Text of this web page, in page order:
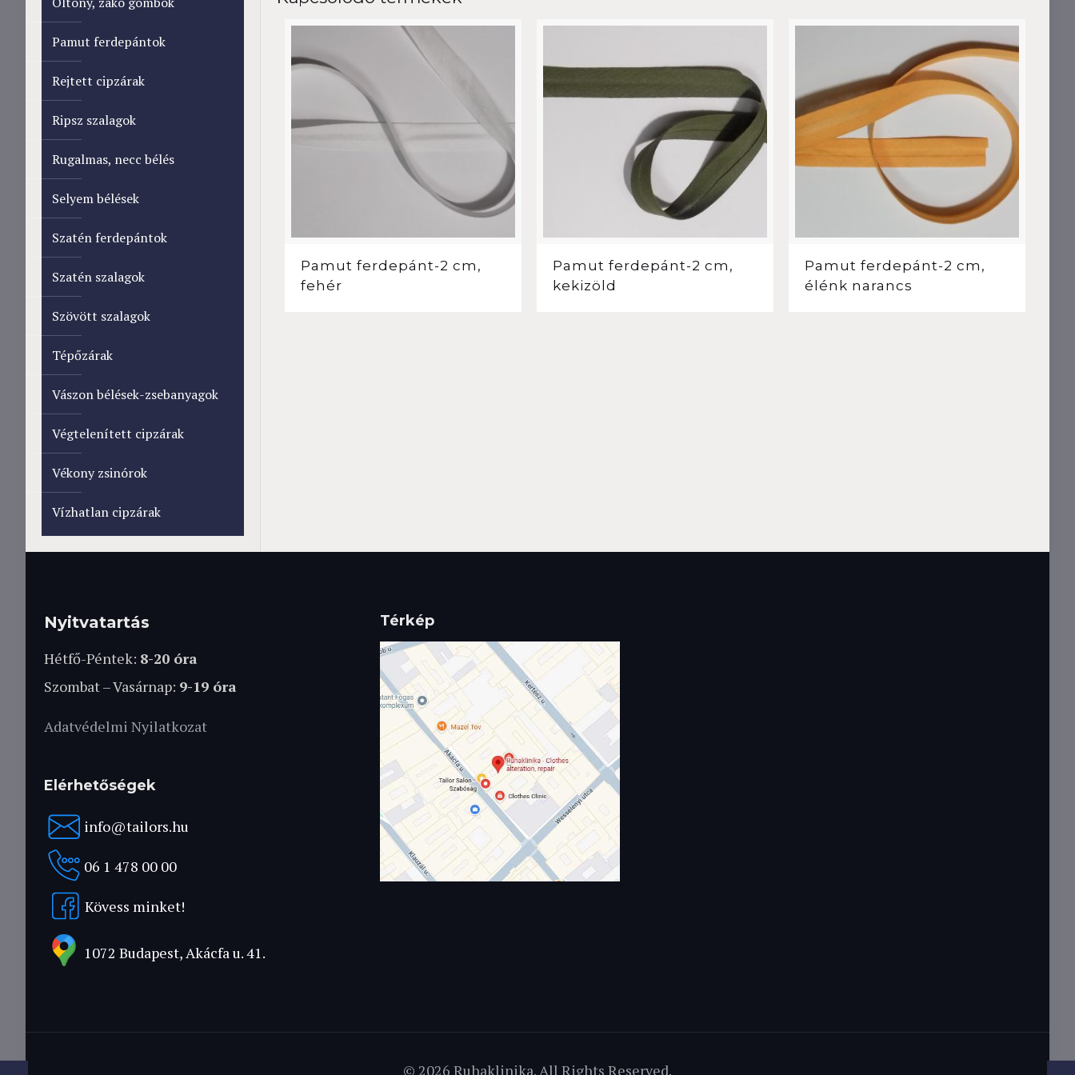
Pamut ferdepánt-2 cm,
fehér
Pamut ferdepánt-2 cm,
kekizöld
Pamut ferdepánt-2 cm,
élénk narancs
Pamut ferdepántok
Rejtett cipzárak
Ripsz szalagok
Rugalmas, necc bélés
Selyem bélések
Szatén ferdepántok
Szatén szalagok
Szövött szalagok
Tépőzárak
Vászon bélések-zsebanyagok
Végtelenített cipzárak
Vékony zsinórok
Vízhatlan cipzárak
Nyitvatartás
Hétfő-Péntek: 8-20 óra
Szombat – Vasárnap: 9-19 óra
Adatvédelmi Nyilatkozat
Elérhetőségek
info@tailors.hu
06 1 478 00 00
Kövess minket!
1072 Budapest, Akácfa u. 41.
Térkép
© 2026 Ruhaklinika. All Rights Reserved.